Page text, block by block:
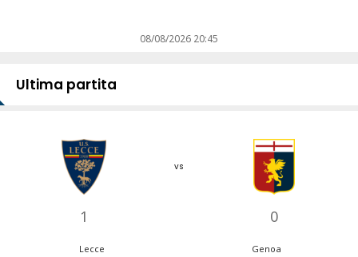
08/08/2026 20:45
Ultima partita
1
vs
0
Lecce Genoa